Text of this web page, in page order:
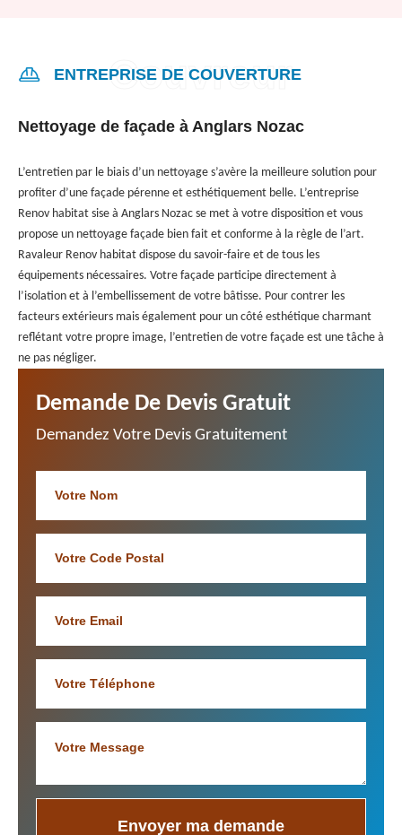
ENTREPRISE DE COUVERTURE
Nettoyage de façade à Anglars Nozac
L’entretien par le biais d’un nettoyage s’avère la meilleure solution pour
profiter d’une façade pérenne et esthétiquement belle. L’entreprise
Renov habitat sise à Anglars Nozac se met à votre disposition et vous
propose un nettoyage façade bien fait et conforme à la règle de l’art.
Ravaleur Renov habitat dispose du savoir-faire et de tous les
équipements nécessaires. Votre façade participe directement à
l’isolation et à l’embellissement de votre bâtisse. Pour contrer les
facteurs extérieurs mais également pour un côté esthétique charmant
reflétant votre propre image, l’entretien de votre façade est une tâche à
ne pas négliger.
Demande De Devis Gratuit
Demandez Votre Devis Gratuitement